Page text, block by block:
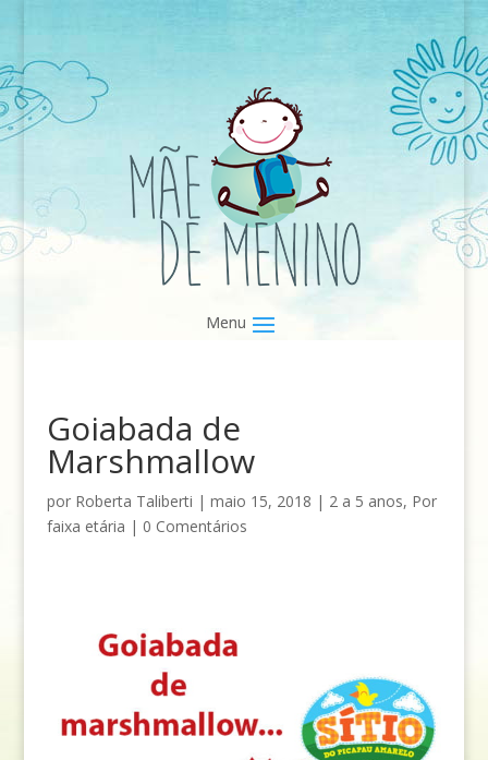
Goiabada de
Marshmallow
por Roberta Taliberti | maio 15, 2018 | 2 a 5 anos, Por
faixa etária | 0 Comentários